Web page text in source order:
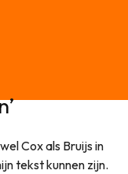
Cox als Bruijs in
tekst kunnen zijn.